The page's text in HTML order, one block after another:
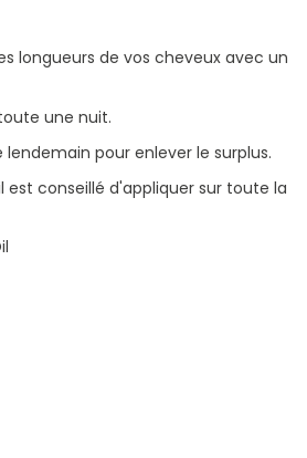
longueurs de vos cheveux avec un
une nuit.
pour enlever le surplus.
est conseillé d'appliquer sur toute la